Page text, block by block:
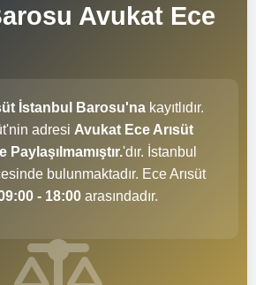
Avukat Ece
İstanbul Barosu'na kayıtlıdır.
adresi Avukat Ece Arısüt
'dır. İstanbul
bulunmaktadır. Ece Arısüt
- 18:00 arasındadır.